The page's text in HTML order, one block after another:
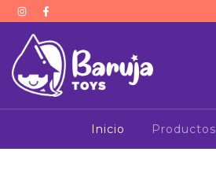
Inicio Productos